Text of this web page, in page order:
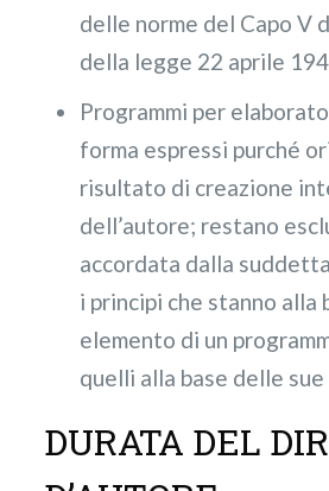
delle norme del Capo V
della legge 22 aprile
Programmi per
forma espressi purché
risultato di creazione
dell’autore; restano
accordata dalla
i principi che stanno alla
elemento di un
quelli alla base delle
DURATA DEL